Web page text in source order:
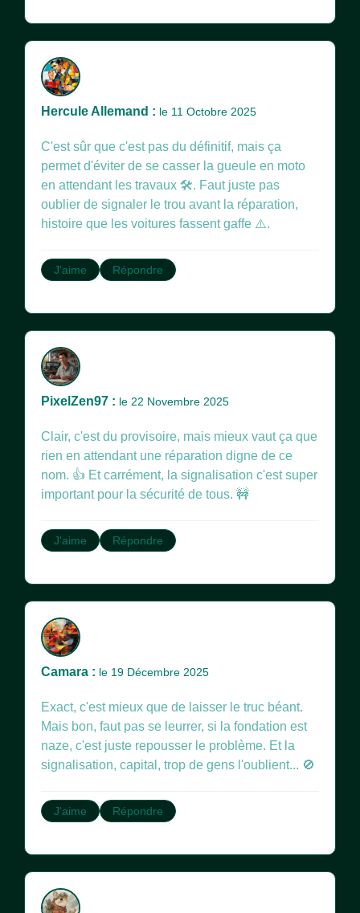
Hercule Allemand : le 11 Octobre 2025
C'est sûr que c'est pas du définitif, mais ça
permet d'éviter de se casser la gueule en moto
en attendant les travaux 🛠️. Faut juste pas
oublier de signaler le trou avant la réparation,
histoire que les voitures fassent gaffe ⚠️.
J'aime Répondre
PixelZen97 : le 22 Novembre 2025
Clair, c'est du provisoire, mais mieux vaut ça que
rien en attendant une réparation digne de ce
nom. 👍 Et carrément, la signalisation c'est super
important pour la sécurité de tous. 🚧
J'aime Répondre
Camara : le 19 Décembre 2025
Exact, c'est mieux que de laisser le truc béant.
Mais bon, faut pas se leurrer, si la fondation est
naze, c'est juste repousser le problème. Et la
signalisation, capital, trop de gens l'oublient... 🚫
J'aime Répondre